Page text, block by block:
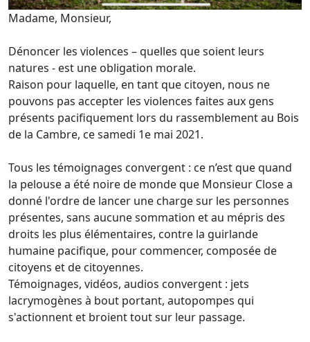
Madame, Monsieur,
Dénoncer les violences – quelles que soient leurs
natures - est une obligation morale.
Raison pour laquelle, en tant que citoyen, nous ne
pouvons pas accepter les violences faites aux gens
présents pacifiquement lors du rassemblement au Bois
de la Cambre, ce samedi 1e mai 2021.
Tous les témoignages convergent : ce n’est que quand
la pelouse a été noire de monde que Monsieur Close a
donné l'ordre de lancer une charge sur les personnes
présentes, sans aucune sommation et au mépris des
droits les plus élémentaires, contre la guirlande
humaine pacifique, pour commencer, composée de
citoyens et de citoyennes.
Témoignages, vidéos, audios convergent : jets
lacrymogènes à bout portant, autopompes qui
s'actionnent et broient tout sur leur passage.